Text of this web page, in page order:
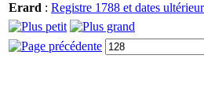
Erard : Registre 1788 et dates